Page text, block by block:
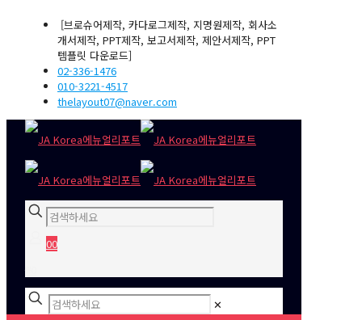
[브로슈어제작, 카다로그제작, 지명원제작, 회사소
개서제작, PPT제작, 보고서제작, 제안서제작, PPT
템플릿 다운로드]
02-336-1476
010-3221-4517
thelayout07@naver.com
00
✕